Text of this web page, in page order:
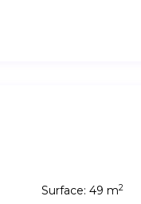
Surface: 49 m2